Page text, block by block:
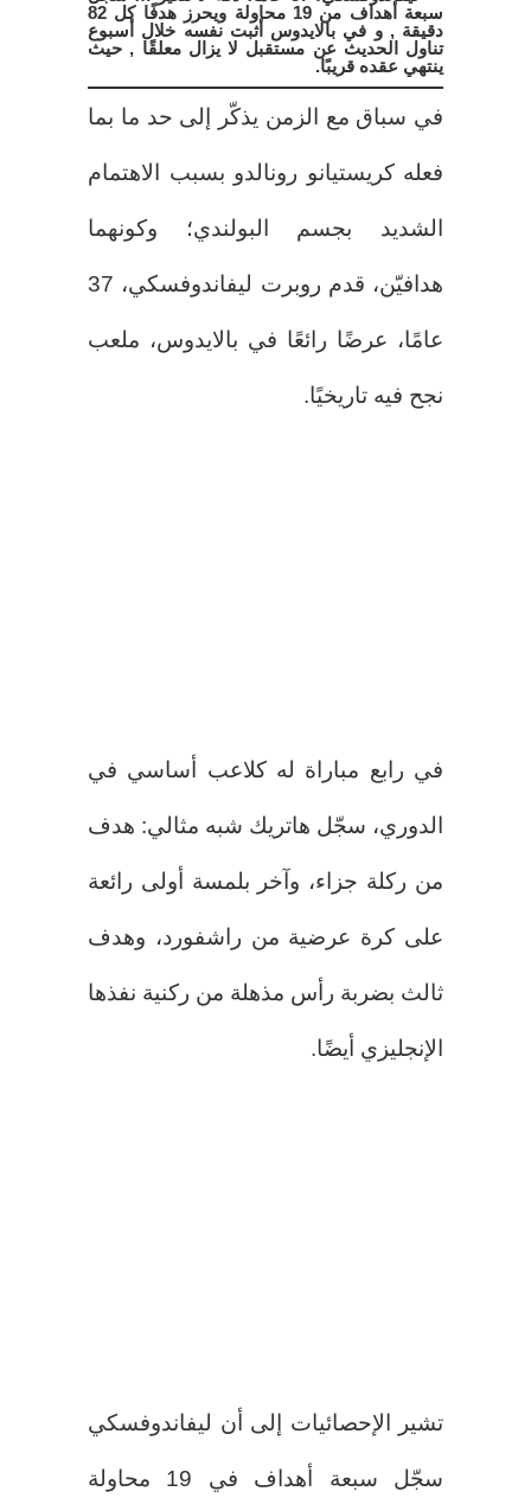
سبعة أهداف من 19 محاولة ويحرز هدفًا كل 82
دقيقة , و في بالايدوس أثبت نفسه خلال أسبوع
تناول الحديث عن مستقبل لا يزال معلقًا , حيث
ينتهي عقده قريبًا.
في سباق مع الزمن يذكّر إلى حد ما بما
فعله كريستيانو رونالدو بسبب الاهتمام
الشديد بجسم البولندي؛ وكونهما
هدافيّن، قدم روبرت ليفاندوفسكي، 37
عامًا، عرضًا رائعًا في بالايدوس، ملعب
نجح فيه تاريخيًا.
في رابع مباراة له كلاعب أساسي في
الدوري، سجّل هاتريك شبه مثالي: هدف
من ركلة جزاء، وآخر بلمسة أولى رائعة
على كرة عرضية من راشفورد، وهدف
ثالث بضربة رأس مذهلة من ركنية نفذها
الإنجليزي أيضًا.
تشير الإحصائيات إلى أن ليفاندوفسكي
سجّل سبعة أهداف في 19 محاولة